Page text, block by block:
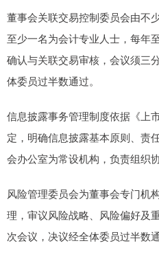
董事会关联交易控制委员会由不
至少一名为会计专业人士，每年
确认与关联交易审核，会议须三
体委员过半数通过。
信息披露事务管理制度依据《上
定，明确信息披露基本原则、责
会办公室为常设机构，负责组织
风险管理委员会为董事会专门机
理，审议风险战略、风险偏好及
次会议，决议经全体委员过半数通